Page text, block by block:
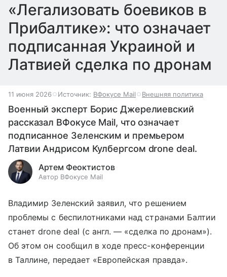
«Легализовать боевиков в
Прибалтике»: что означает
подписанная Украиной и
Латвией сделка по дронам
11 июня 2026 Источник: ВФокусе Mail Внешняя политика
Военный эксперт Борис Джерелиевский
рассказал ВФокусе Mail, что означает
подписанное Зеленским и премьером
Латвии Андрисом Кулбергсом drone deal.
Артем Феоктистов
Автор ВФокусе Mail
Владимир Зеленский заявил, что решением
проблемы с беспилотниками над странами Балтии
станет drone deal (с англ. — «сделка по дронам»).
Об этом он сообщил в ходе пресс-конференции
в Таллине, передает «Европейская правда».